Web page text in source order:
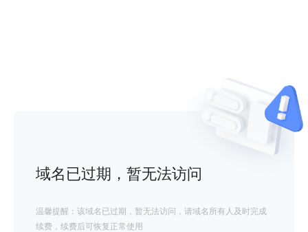
域名已过期，暂无法访问
温馨提醒：该域名已过期，暂无法访问，请域名所有人及时完成
续费，续费后可恢复正常使用